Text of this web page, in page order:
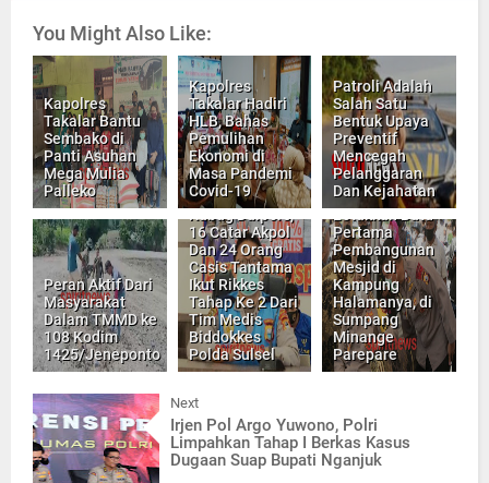
You Might Also Like:
Kapolres
Takalar Bantu
Sembako di
Panti Asuhan
Mega Mulia
Palleko
Kapolres
Takalar Hadiri
HLB, Bahas
Pemulihan
Ekonomi di
Masa Pandemi
Covid-19
Patroli Adalah
Salah Satu
Bentuk Upaya
Preventif
Mencegah
Pelanggaran
Dan Kejahatan
Peran Aktif Dari
Masyarakat
Dalam TMMD ke
108 Kodim
1425/Jeneponto
16 Catar Akpol
Dan 24 Orang
Casis Tantama
Ikut Rikkes
Tahap Ke 2 Dari
Tim Medis
Biddokkes
Polda Sulsel
Kapolda Sulsel,
Pertama
Pembangunan
Mesjid di
Kampung
Halamanya, di
Sumpang
Minange
Parepare
Next
Irjen Pol Argo Yuwono, Polri
Limpahkan Tahap I Berkas Kasus
Dugaan Suap Bupati Nganjuk